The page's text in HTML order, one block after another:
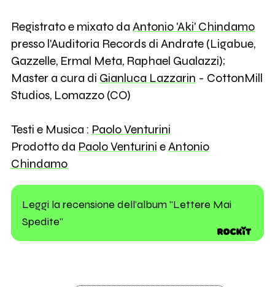
Registrato e mixato da Antonio 'Aki' Chindamo
presso l'Auditoria Records di Andrate (Ligabue,
Gazzelle, Ermal Meta, Raphael Gualazzi);
Master a cura di Gianluca Lazzarin - CottonMill
Studios, Lomazzo (CO)
Testi e Musica : Paolo Venturini
Prodotto da Paolo Venturini eAntonio
Chindamo
Leggi la recensione dell'album "Lettere Mai
Spedite"